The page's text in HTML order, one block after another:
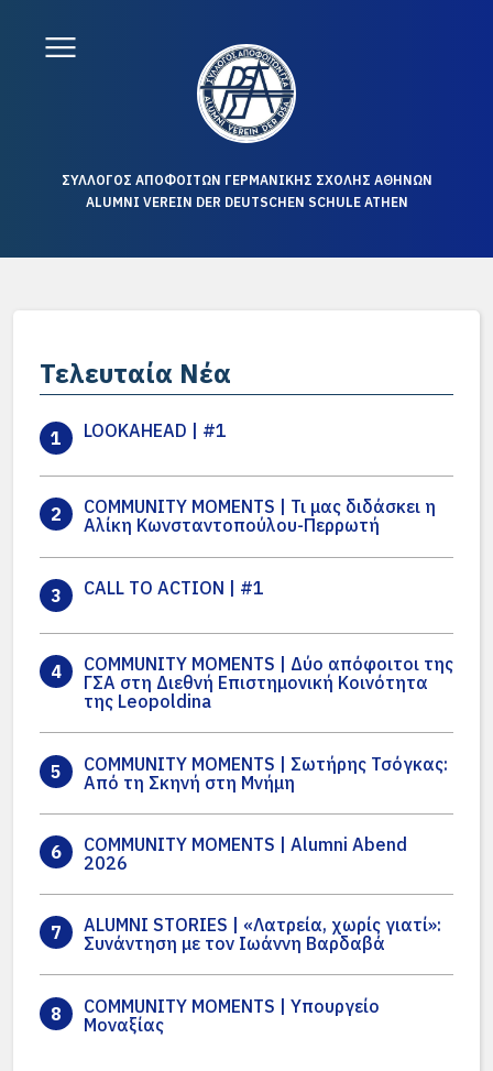
ΣΥΛΛΟΓΟΣ ΑΠΟΦΟΙΤΩΝ ΓΕΡΜΑΝΙΚΗΣ ΣΧΟΛΗΣ ΑΘΗΝΩΝ
ALUMNI VEREIN DER DEUTSCHEN SCHULE ATHEN
Τελευταία Νέα
1 LOOKAHEAD | #1
2
COMMUNITY MOMENTS | Τι μας διδάσκει η
Αλίκη Κωνσταντοπούλου-Περρωτή
3 CALL TO ACTION | #1
4
COMMUNITY MOMENTS | Δύο απόφοιτοι της
ΓΣΑ στη Διεθνή Επιστημονική Κοινότητα
της Leopoldina
5
COMMUNITY MOMENTS | Σωτήρης Τσόγκας:
Από τη Σκηνή στη Μνήμη
6
COMMUNITY MOMENTS | Alumni Abend
2026
7
ALUMNI STORIES | «Λατρεία, χωρίς γιατί»:
Συνάντηση με τον Ιωάννη Βαρδαβά
8
COMMUNITY MOMENTS | Υπουργείο
Μοναξίας